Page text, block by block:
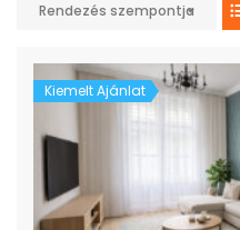
Rendezés szempontja
Kiemelt Ajánlat